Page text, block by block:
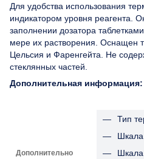
Для удобства использования
индикатором уровня реагента.
заполнении дозатора
мере их растворения. Оснащен
Цельсия и Фаренгейта. Не
стеклянных частей.
Дополнительная информация:
Дополнительно
Тип
Шкала